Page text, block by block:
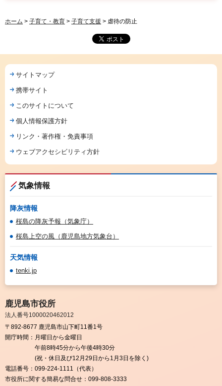
ホーム > 子育て・教育 > 子育て支援 > 虐待の防止
サイトマップ
携帯サイト
このサイトについて
個人情報保護方針
リンク・著作権・免責事項
ウェブアクセシビリティ方針
気象情報
降灰情報
桜島の降灰予報（気象庁）
桜島上空の風（鹿児島地方気象台）
天気情報
tenki.jp
鹿児島市役所
法人番号1000020462012
〒892-8677 鹿児島市山下町11番1号
開庁時間： 月曜日から金曜日
午前8時45分から午後4時30分
(祝・休日及び12月29日から1月3日を除く)
電話番号： 099-224-1111（代表）
市役所に関する簡易な問合せ： 099-808-3333